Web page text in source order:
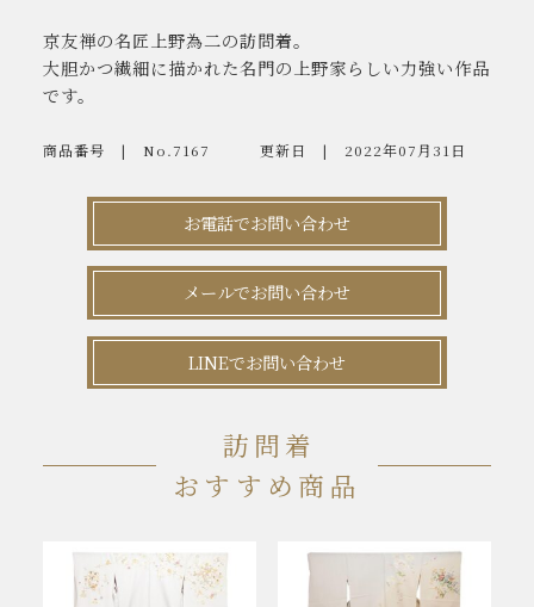
京友禅の名匠上野為二の訪問着。
大胆かつ繊細に描かれた名門の上野家らしい力強い作品
です。
商品番号 No.7167 更新日 2022年07月31日
お電話でお問い合わせ
メールでお問い合わせ
LINEでお問い合わせ
訪問着
おすすめ商品